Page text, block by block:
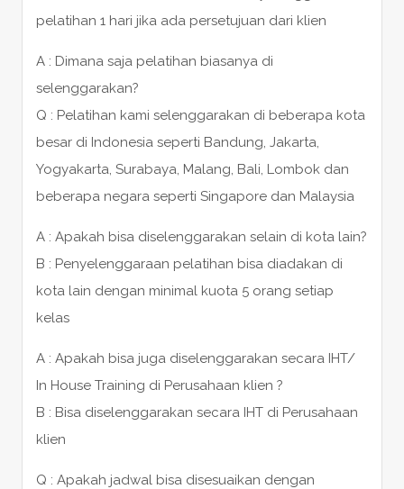
pelatihan 1 hari jika ada persetujuan dari klien
A : Dimana saja pelatihan biasanya di
selenggarakan?
Q : Pelatihan kami selenggarakan di beberapa kota
besar di Indonesia seperti Bandung, Jakarta,
Yogyakarta, Surabaya, Malang, Bali, Lombok dan
beberapa negara seperti Singapore dan Malaysia
A : Apakah bisa diselenggarakan selain di kota lain?
B : Penyelenggaraan pelatihan bisa diadakan di
kota lain dengan minimal kuota 5 orang setiap
kelas
A : Apakah bisa juga diselenggarakan secara IHT/
In House Training di Perusahaan klien ?
B : Bisa diselenggarakan secara IHT di Perusahaan
klien
Q : Apakah jadwal bisa disesuaikan dengan